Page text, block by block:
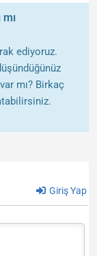
ediyoruz.
mı? Birkaç
Giriş Yap